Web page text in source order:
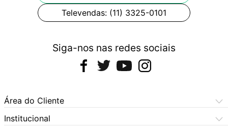
Televendas: (11) 3325-0101
Siga-nos nas redes sociais
Área do Cliente
Meus Pedidos
Institucional